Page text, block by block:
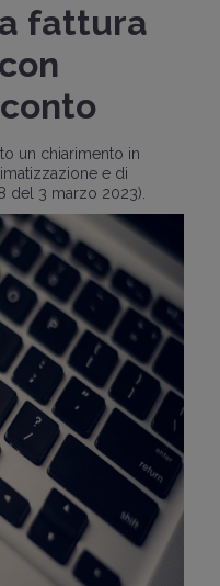
fattura
un chiarimento in
e di
del 3 marzo 2023).